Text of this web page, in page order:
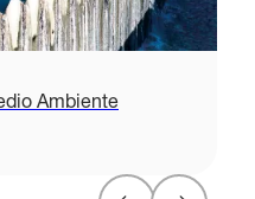
Ambiente